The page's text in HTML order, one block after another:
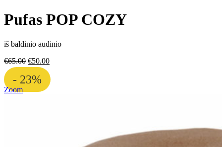
Pufas POP COZY
iš baldinio audinio
€65.00 €50.00
- 23%
Zoom